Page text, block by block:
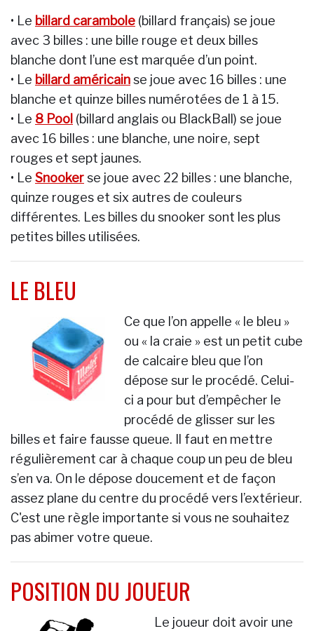
• Le billard carambole (billard français) se joue
avec 3 billes : une bille rouge et deux billes
blanche dont l’une est marquée d’un point.
• Le billard américainse joue avec 16 billes : une
blanche et quinze billes numérotées de 1 à 15.
• Le 8 Pool (billard anglais ou BlackBall) se joue
avec 16 billes : une blanche, une noire, sept
rouges et sept jaunes.
• Le Snookerse joue avec 22 billes : une blanche,
quinze rouges et six autres de couleurs
différentes. Les billes du snooker sont les plus
petites billes utilisées.
LE BLEU
Ce que l’on appelle « le bleu »
ou « la craie » est un petit cube
de calcaire bleu que l’on
dépose sur le procédé. Celui-
ci a pour but d’empêcher le
procédé de glisser sur les
billes et faire fausse queue. Il faut en mettre
régulièrement car à chaque coup un peu de bleu
s’en va. On le dépose doucement et de façon
assez plane du centre du procédé vers l’extérieur.
C'est une règle importante si vous ne souhaitez
pas abimer votre queue.
POSITION DU JOUEUR
Le joueur doit avoir une